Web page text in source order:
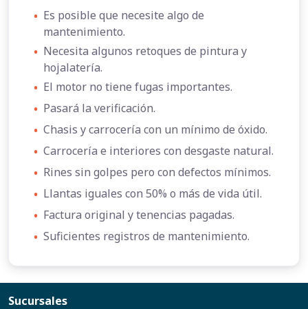
• Es posible que necesite algo de
mantenimiento.
• Necesita algunos retoques de pintura y
hojalatería.
• El motor no tiene fugas importantes.
• Pasará la verificación.
• Chasis y carrocería con un mínimo de óxido.
• Carrocería e interiores con desgaste natural.
• Rines sin golpes pero con defectos mínimos.
• Llantas iguales con 50% o más de vida útil.
• Factura original y tenencias pagadas.
• Suficientes registros de mantenimiento.
Sucursales